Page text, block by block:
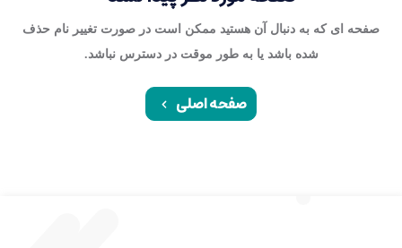
صفحه ای که به دنبال آن هستید ممکن است در صورت تغییر نام حذف
شده باشد یا به طور موقت در دسترس نباشد.
صفحه اصلی